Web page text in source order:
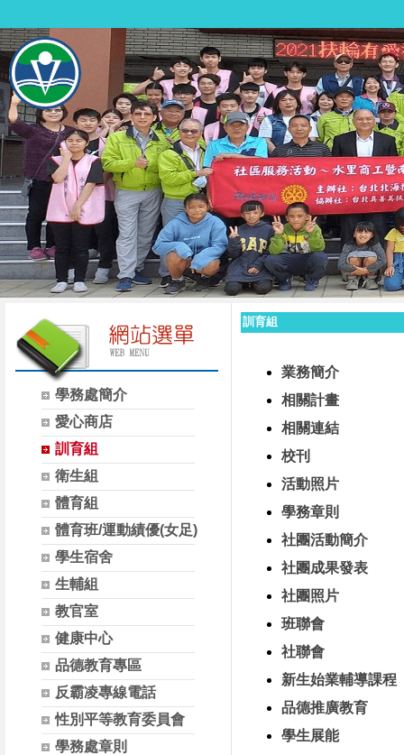
學務處簡介
愛心商店
訓育組
衛生組
體育組
體育班/運動績優(女足)
學生宿舍
生輔組
教官室
健康中心
品德教育專區
反霸凌專線電話
性別平等教育委員會
學務處章則
訓育組
業務簡介
相關計畫
相關連結
校刊
活動照片
學務章則
社團活動簡介
社團成果發表
社團照片
班聯會
社聯會
新生始業輔導課程
品德推廣教育
學生展能